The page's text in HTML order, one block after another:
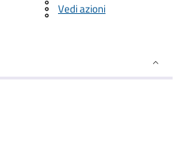
Vedi azioni